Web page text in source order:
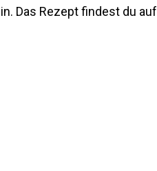
Das Rezept findest du auf